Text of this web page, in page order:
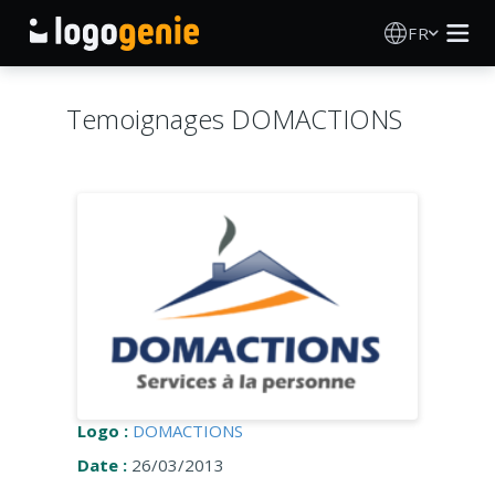
FR
Produits imprimés
À propos
Temoignages DOMACTIONS
Logo : DOMACTIONS
Date : 26/03/2013